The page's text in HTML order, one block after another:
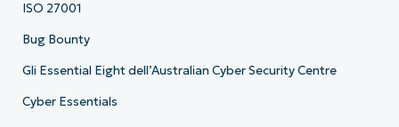
ISO 27001
Bug Bounty
Gli Essential Eight dell’Australian Cyber Security Centre
Cyber Essentials